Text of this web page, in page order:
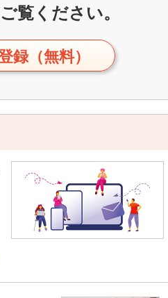
覧ください。
録（無料）